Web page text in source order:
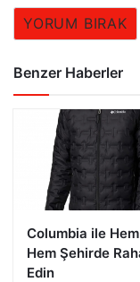
YORUM BIRAK
Benzer Haberler
Columbia ile
Hem Şehirde
Edin